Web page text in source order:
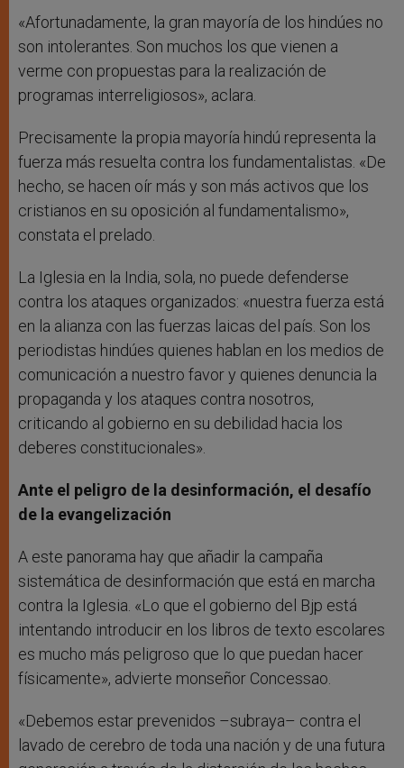
«Afortunadamente, la gran mayoría de los hindúes no
son intolerantes. Son muchos los que vienen a
verme con propuestas para la realización de
programas interreligiosos», aclara.
Precisamente la propia mayoría hindú representa la
fuerza más resuelta contra los fundamentalistas. «De
hecho, se hacen oír más y son más activos que los
cristianos en su oposición al fundamentalismo»,
constata el prelado.
La Iglesia en la India, sola, no puede defenderse
contra los ataques organizados: «nuestra fuerza está
en la alianza con las fuerzas laicas del país. Son los
periodistas hindúes quienes hablan en los medios de
comunicación a nuestro favor y quienes denuncia la
propaganda y los ataques contra nosotros,
criticando al gobierno en su debilidad hacia los
deberes constitucionales».
Ante el peligro de la desinformación, el desafío
de la evangelización
A este panorama hay que añadir la campaña
sistemática de desinformación que está en marcha
contra la Iglesia. «Lo que el gobierno del Bjp está
intentando introducir en los libros de texto escolares
es mucho más peligroso que lo que puedan hacer
físicamente», advierte monseñor Concessao.
«Debemos estar prevenidos –subraya– contra el
lavado de cerebro de toda una nación y de una futura